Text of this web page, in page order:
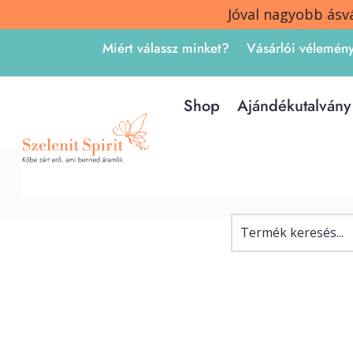
Jóval nagyobb
Miért válassz minket?
Vásárlói
Shop Ajándékutalvány